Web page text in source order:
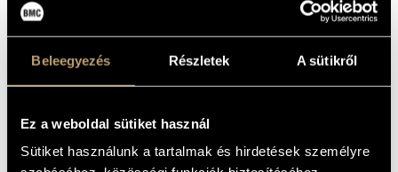
Beleegyezés Részletek A sütikről
Ez a weboldal sütiket használ
Sütiket használunk a tartalmak és hirdetések személyre
megtudhatjuk, melyek a leginkább jellemző
apparátusok és hangszerek ebben az időszakban.
A műsoron szereplő billentyűs művek
interpretációját több éves kutatómunka és előadói
instrumentális repertoárját, a consort zenét a
székesfehérvári Fiori Musicali furulyaegyüttes (Orlik